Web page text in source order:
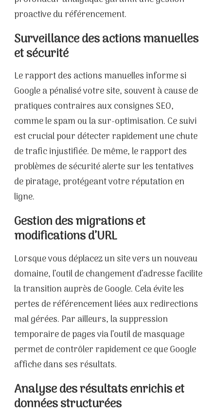
proactive du référencement.
Surveillance des actions manuelles
et sécurité
Le rapport des actions manuelles informe si
Google a pénalisé votre site, souvent à cause de
pratiques contraires aux consignes SEO,
comme le spam ou la sur-optimisation. Ce suivi
est crucial pour détecter rapidement une chute
de trafic injustifiée. De même, le rapport des
problèmes de sécurité alerte sur les tentatives
de piratage, protégeant votre réputation en
ligne.
Gestion des migrations et
modifications d’URL
Lorsque vous déplacez un site vers un nouveau
domaine, l’outil de changement d’adresse facilite
la transition auprès de Google. Cela évite les
pertes de référencement liées aux redirections
mal gérées. Par ailleurs, la suppression
temporaire de pages via l’outil de masquage
permet de contrôler rapidement ce que Google
affiche dans ses résultats.
Analyse des résultats enrichis et
données structurées